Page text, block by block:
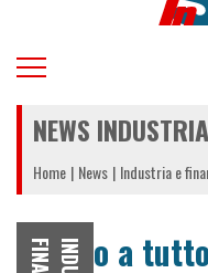
NEWS
Home News Industria e
Luglio a